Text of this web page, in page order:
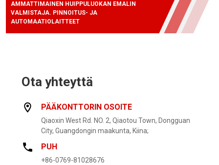
AMMATTIMAINEN HUIPPULUOKAN EMALIN
VALMISTAJA. PINNOITUS- JA
AUTOMAATIOLAITTEET
Ota yhteyttä
PÄÄKONTTORIN OSOITE
Qiaoxin West Rd. NO. 2, Qiaotou Town, Dongguan
City, Guangdongin maakunta, Kiina;
PUH
+86-0769-81028676